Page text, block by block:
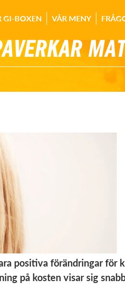
GI-BOXEN VÅR MENY
positiva förändringar för
på kosten visar sig